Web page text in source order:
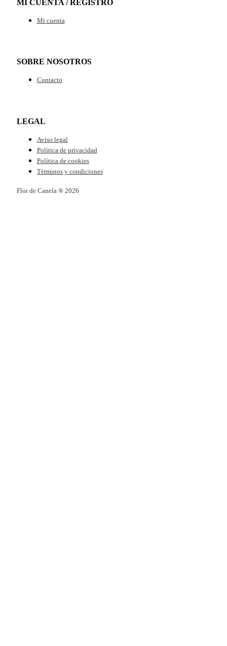
MI CUENTA / REGISTRO
Mi cuenta
SOBRE NOSOTROS
Contacto
LEGAL
Aviso legal
Política de privacidad
Política de cookies
Términos y condiciones
Flor de Canela ® 2026